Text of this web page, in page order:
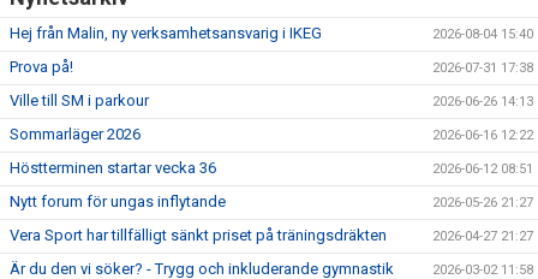
Hej från Malin, ny verksamhetsansvarig i IKEG 2026-08-04 15:40
Prova på! 2026-07-31 17:38
Ville till SM i parkour 2026-06-26 14:13
Sommarläger 2026 2026-06-16 12:22
Höstterminen startar vecka 36 2026-06-12 08:51
Nytt forum för ungas inflytande 2026-05-26 21:27
Vera Sport har tillfälligt sänkt priset på träningsdräkten 2026-04-27 21:27
Är du den vi söker? - Trygg och inkluderande gymnastik 2026-03-02 11:58